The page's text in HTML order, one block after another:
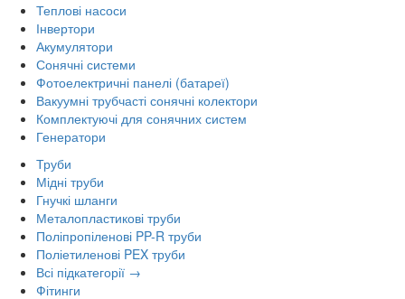
Теплові насоси
Інвертори
Акумулятори
Сонячні системи
Фотоелектричні панелі (батареї)
Вакуумні трубчасті сонячні колектори
Комплектуючі для сонячних систем
Генератори
Труби
Мідні труби
Гнучкі шланги
Металопластикові труби
Поліпропіленові PP-R труби
Поліетиленові PEX труби
Всі підкатегорії →
Фітинги